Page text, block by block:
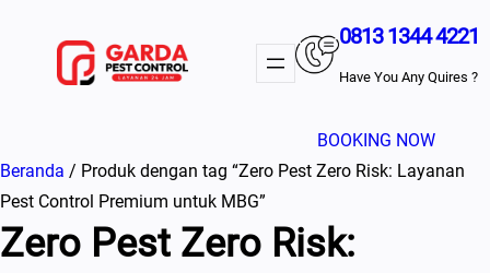
0813 1344 4221
Have You Any Quires ?
BOOKING NOW
Beranda / Produk dengan tag “Zero Pest Zero Risk: Layanan
Pest Control Premium untuk MBG”
Zero Pest Zero Risk: